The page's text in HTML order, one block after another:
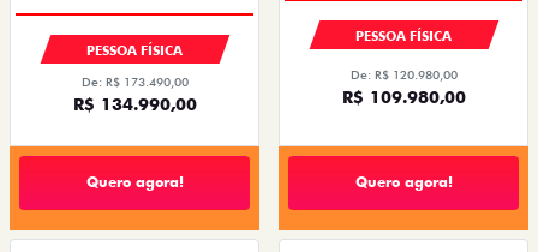
PESSOA FÍSICA
De: R$ 173.490,00
R$ 134.990,00
Quero agora!
PESSOA FÍSICA
De: R$ 120.980,00
R$ 109.980,00
Quero agora!